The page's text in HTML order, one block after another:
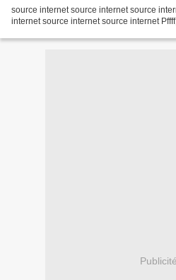
source internet source internet source
internet source internet source internet
Publicité